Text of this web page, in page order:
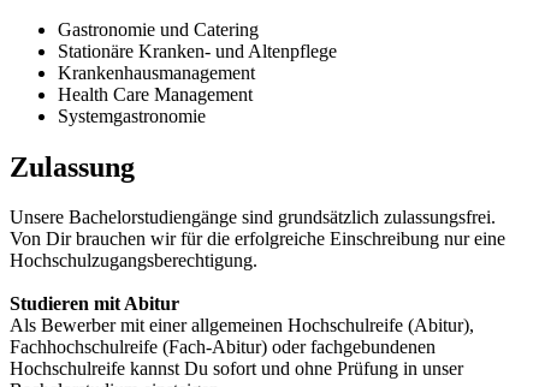
Gastronomie und Catering
Stationäre Kranken- und Altenpflege
Krankenhausmanagement
Health Care Management
Systemgastronomie
Zulassung
Unsere Bachelorstudiengänge sind grundsätzlich zulassungsfrei.
Von Dir brauchen wir für die erfolgreiche Einschreibung nur eine
Hochschulzugangsberechtigung.
Studieren mit Abitur
Als Bewerber mit einer allgemeinen Hochschulreife (Abitur),
Fachhochschulreife (Fach-Abitur) oder fachgebundenen
Hochschulreife kannst Du sofort und ohne Prüfung in unser